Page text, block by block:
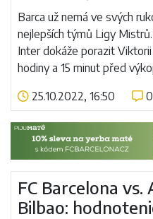
Barca už nemá ve svých
nejlepších týmů Ligy
Inter dokáže porazit
hodiny a 15 minut před
25.10.2022, 16:50
0
Číst více
FC Barcelona
Bilbao: